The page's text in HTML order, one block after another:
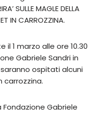
SULLE MAGLE DELLA
IN CARROZZINA.
1 marzo alle ore 10.30
Gabriele Sandri in
ospitati alcuni
carrozzina.
Gabriele